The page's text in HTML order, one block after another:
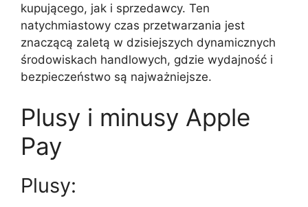
kupującego, jak i sprzedawcy. Ten
natychmiastowy czas przetwarzania jest
znaczącą zaletą w dzisiejszych dynamicznych
środowiskach handlowych, gdzie wydajność i
bezpieczeństwo są najważniejsze.
Plusy i minusy Apple
Pay
Plusy: